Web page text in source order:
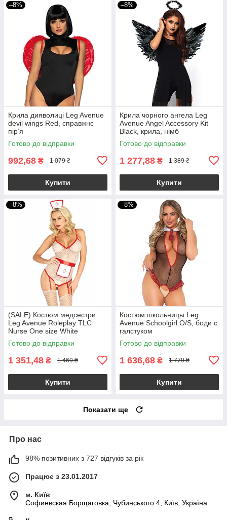
–8%
Крила дияволиці Leg Avenue
devil wings Red, справжнє
пір’я
Готово до відправки
992,68 ₴ 1 079 ₴
Купити
–8%
Крила чорного ангела Leg
Avenue Angel Accessory Kit
Black, крила, німб
Готово до відправки
1 277,88 ₴ 1 389 ₴
Купити
–8%
(SALE) Костюм медсестри
Leg Avenue Roleplay TLC
Nurse One size White
Готово до відправки
1 351,48 ₴ 1 469 ₴
Купити
–8%
Костюм школьницы Leg
Avenue Schoolgirl O/S, боди с
галстуком
Готово до відправки
1 636,68 ₴ 1 779 ₴
Купити
Показати ще
Про нас
98% позитивних з 727 відгуків за рік
Працює з 23.01.2017
м. Київ
Софиевская Борщаговка, Чубинського 4, Київ, Україна